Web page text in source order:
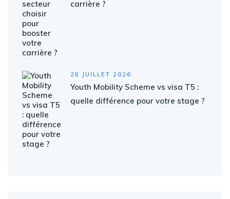
carrière ?
28 JUILLET 2026
Youth Mobility Scheme vs visa T5 :
quelle différence pour votre stage ?